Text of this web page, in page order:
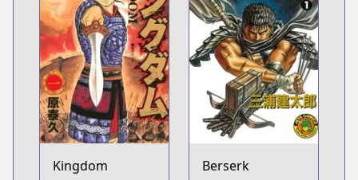
Kingdom Berserk